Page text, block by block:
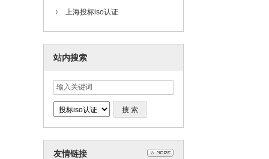
上海投标iso认证
站内搜索
友情链接